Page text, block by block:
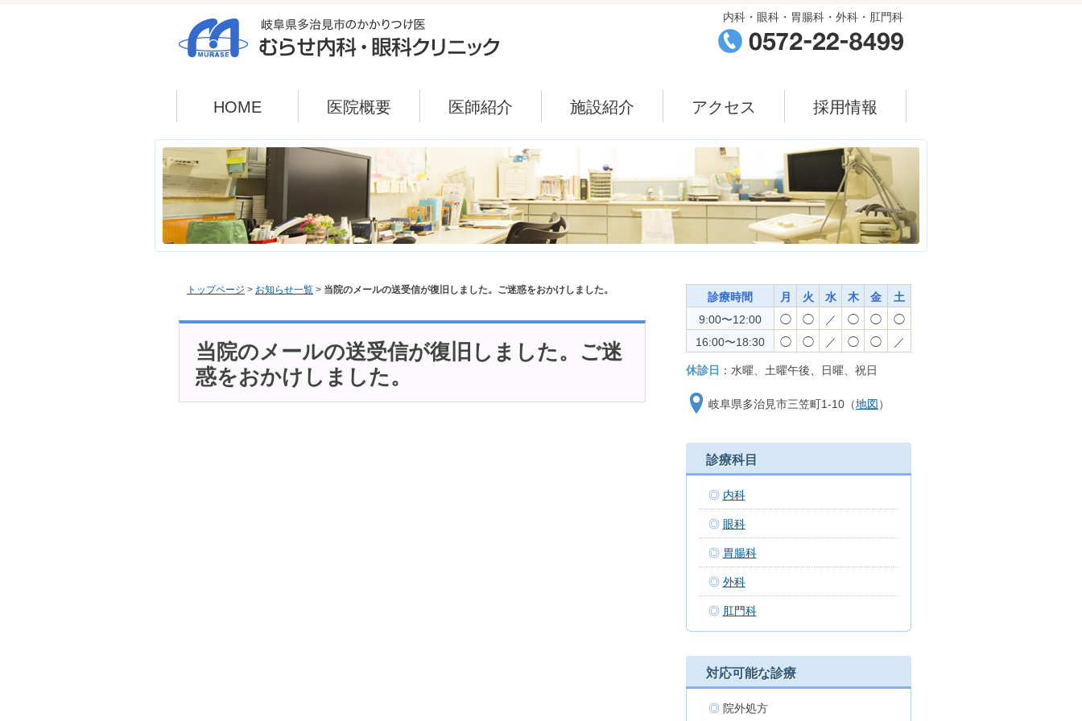
内科・眼科・胃腸科・外科・肛門科
HOME 医院概要 医師紹介 施設紹介 アクセス 採用情報
トップページ > お知らせ一覧 > 当院のメールの送受信が復旧しました。ご迷惑をおかけしました。
当院のメールの送受信が復旧しました。ご迷
惑をおかけしました。
診療時間 月 火 水 木 金
土
9:00〜12:00
◯ ◯ ／ ◯ ◯
◯
16:00〜18:30
◯ ◯ ／ ◯ ◯ ／
休診日 ：水曜、土曜午後、日曜、祝日
岐阜県多治見市三笠町1-10（地図 ）
診療科目
内科
眼科
胃腸科
外科
肛門科
対応可能な診療
院外処方